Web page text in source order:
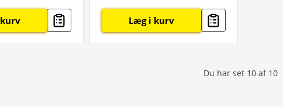
Læg i kurv
Du har set 10 af 10